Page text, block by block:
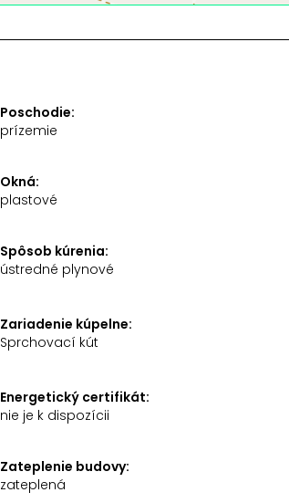
Poschodie:
prízemie
Okná:
plastové
Spôsob kúrenia:
ústredné plynové
Zariadenie kúpelne:
Sprchovací kút
Energetický certifikát:
nie je k dispozícii
Zateplenie budovy:
zateplená